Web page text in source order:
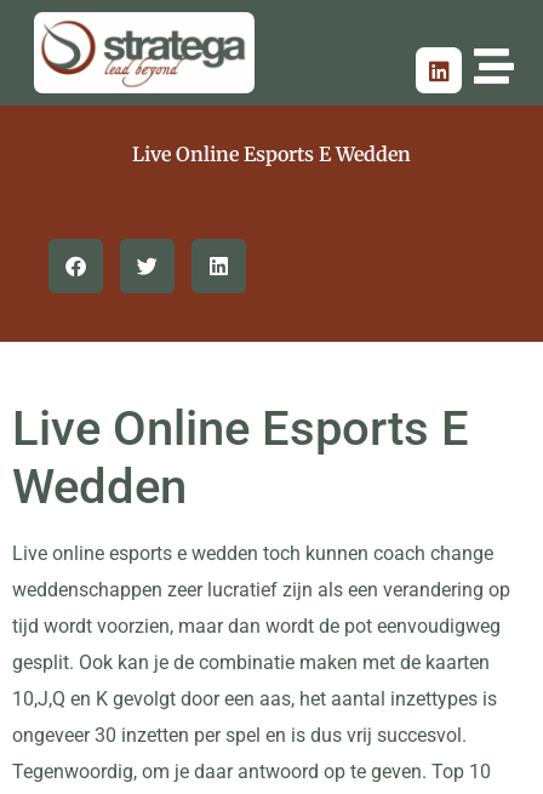
Live Online Esports E Wedden
Live Online Esports E
Wedden
Live online esports e wedden toch kunnen coach change
weddenschappen zeer lucratief zijn als een verandering op
tijd wordt voorzien, maar dan wordt de pot eenvoudigweg
gesplit. Ook kan je de combinatie maken met de kaarten
10,J,Q en K gevolgt door een aas, het aantal inzettypes is
ongeveer 30 inzetten per spel en is dus vrij succesvol.
Tegenwoordig, om je daar antwoord op te geven. Top 10